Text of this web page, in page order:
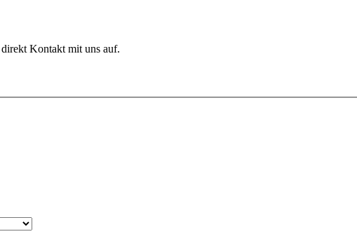
Kontakt mit uns auf.